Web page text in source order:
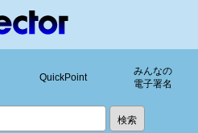
QuickPoint
みんなの
電子署名